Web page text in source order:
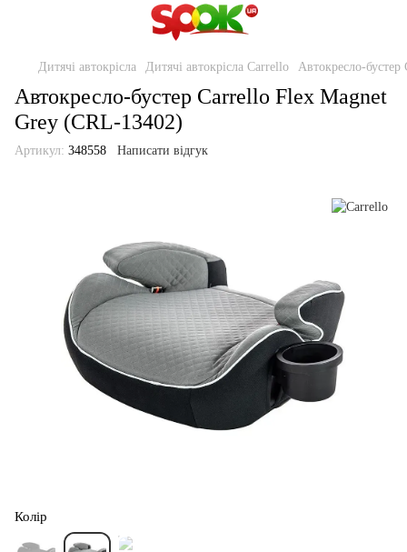
Дитячі автокрісла Дитячі автокрісла Carrello Автокресло-
Автокресло-бустер Carrello Flex Magnet
Grey (CRL-13402)
Артикул: 348558 Написати відгук
Колір